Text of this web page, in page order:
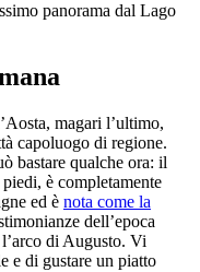
panorama dal Lago
magari l’ultimo,
capoluogo di regione.
bastare qualche ora: il
è completamente
ed è nota come la
dell’epoca
di Augusto. Vi
e di gustare un piatto